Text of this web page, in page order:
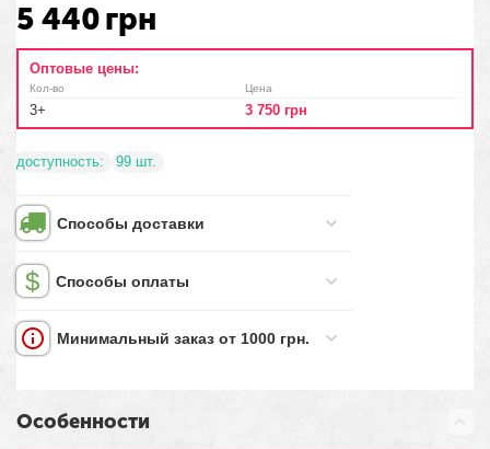
5 440грн
Оптовые цены:
Кол-во
3+
Цена
3 750 грн
доступность: 99 шт.
Способы доставки
Способы оплаты
Минимальный заказ от 1000 грн.
Особенности